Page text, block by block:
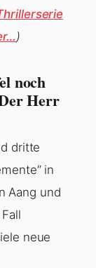
)
noch
Herr
dritte
in
Aang und
neue